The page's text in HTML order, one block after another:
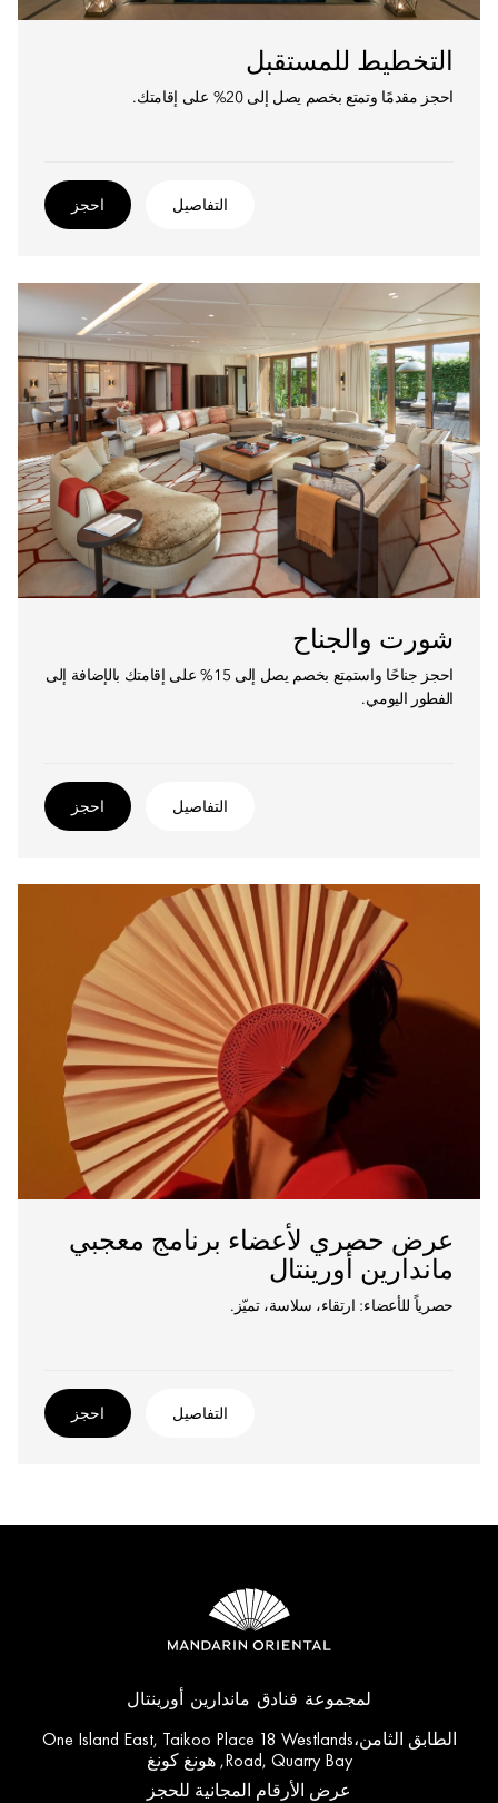
التخطيط للمستقبل
احجز مقدمًا وتمتع بخصم يصل إلى 20% على إقامتك.
التفاصيل احجز
شورت والجناح
احجز جناحًا واستمتع بخصم يصل إلى 15% على إقامتك بالإضافة إلى
الفطور اليومي.
التفاصيل احجز
عرض حصري لأعضاء برنامج معجبي
ماندارين أورينتال
حصرياً للأعضاء: ارتقاء، سلاسة، تميّز.
التفاصيل احجز
لمجموعة فنادق ماندارين أورينتال
الطابق الثامن،One Island East, Taikoo Place 18 Westlands
Road, Quarry Bay, هونغ كونغ
عرض الأرقام المجانية للحجز